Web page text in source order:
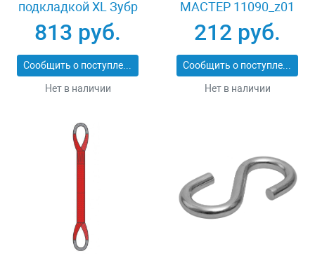
подкладкой XL Зубр
МАСТЕР 1135-XL
813 руб.
Сообщить о поступлении
Нет в наличии
МАСТЕР 11090_z01
212 руб.
Сообщить о поступлении
Нет в наличии